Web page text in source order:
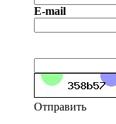
E-mail
Отправить